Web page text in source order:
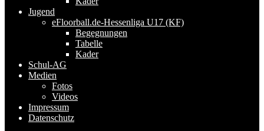
Jugend
eFloorball.de-Hessenliga U17 (KF)
Begegnungen
Tabelle
Kader
Schul-AG
Medien
Fotos
Videos
Impressum
Datenschutz